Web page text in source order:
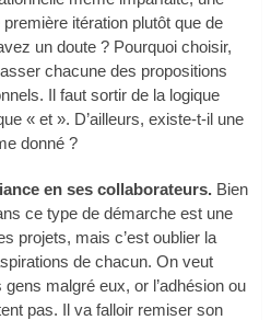
itération plutôt que de
un doute ? Pourquoi choisir,
chacune des propositions
Il faut sortir de la logique
« et ». D’ailleurs, existe-t-il une
donné ?
en ses collaborateurs.Bien
ce type de démarche est une
projets, mais c’est oublier la
de chacun. On veut
malgré eux, or l’adhésion ou
pas. Il va falloir remiser son